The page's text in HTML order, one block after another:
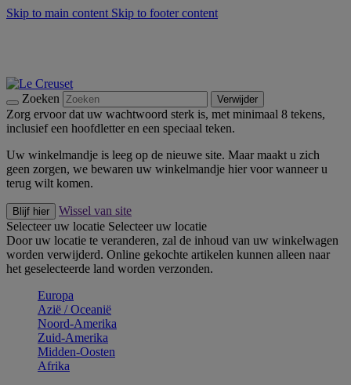
Skip to main content Skip to footer content
Zoeken Verwijder
Zorg ervoor dat uw wachtwoord sterk is, met minimaal 8 tekens,
inclusief een hoofdletter en een speciaal teken.
Uw winkelmandje is leeg op de nieuwe site. Maar maakt u zich
geen zorgen, we bewaren uw winkelmandje hier voor wanneer u
terug wilt komen.
Blijf hier
Wissel van site
Selecteer uw locatie Selecteer uw locatie
Door uw locatie te veranderen, zal de inhoud van uw winkelwagen
worden verwijderd. Online gekochte artikelen kunnen alleen naar
het geselecteerde land worden verzonden.
Europa
Aziё / Oceaniё
Noord-Amerika
Zuid-Amerika
Midden-Oosten
Afrika